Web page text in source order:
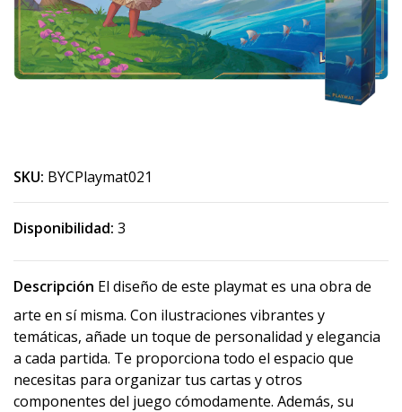
SKU: BYCPlaymat021
Disponibilidad: 3
Descripción El diseño de este playmat es una obra de
arte en sí misma. Con ilustraciones vibrantes y
temáticas, añade un toque de personalidad y elegancia
a cada partida. Te proporciona todo el espacio que
necesitas para organizar tus cartas y otros
componentes del juego cómodamente. Además, su